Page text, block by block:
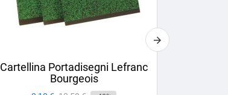
Cartellina Portadisegni Lefranc
Bourgeois